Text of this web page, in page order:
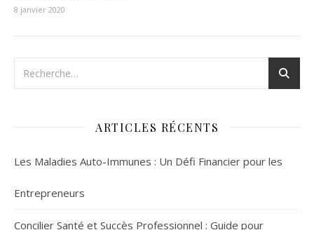
8 janvier 2020
ARTICLES RÉCENTS
Les Maladies Auto-Immunes : Un Défi Financier pour les
Entrepreneurs
Concilier Santé et Succès Professionnel : Guide pour